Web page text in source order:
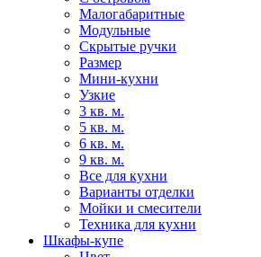
Малогабаритные
Модульные
Скрытые ручки
Размер
Мини-кухни
Узкие
3 кв. м.
5 кв. м.
6 кв. м.
9 кв. м.
Все для кухни
Варианты отделки
Мойки и смесители
Техника для кухни
Шкафы-купе